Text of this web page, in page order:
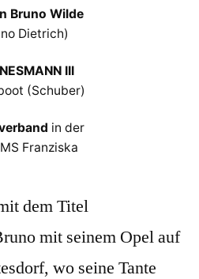
Bruno Wilde
Dietrich)
III
(Schuber)
in der
Franziska
dem Titel
mit seinem Opel auf
wo seine Tante